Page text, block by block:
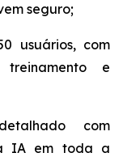
seguro;
usuários, com
e
com
IA em toda a